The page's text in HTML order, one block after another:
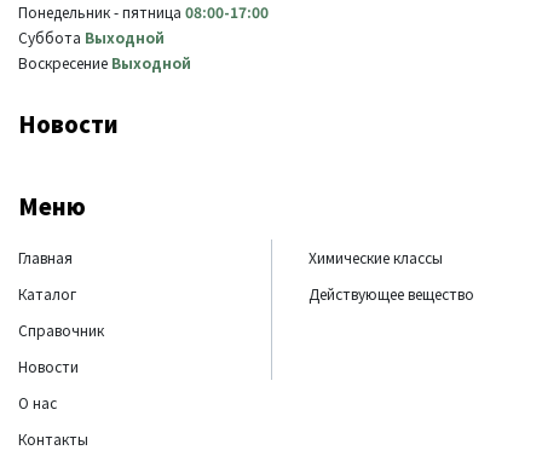
Понедельник - пятница 08:00-17:00
Суббота Выходной
Воскресение Выходной
Меню
Главная
Каталог
Справочник
Новости
О нас
Контакты
Химические классы
Действующее вещество
Новости